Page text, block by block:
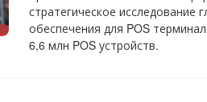
стратегическое исследование
обеспечения для POS
6,6 млн POS устройств.